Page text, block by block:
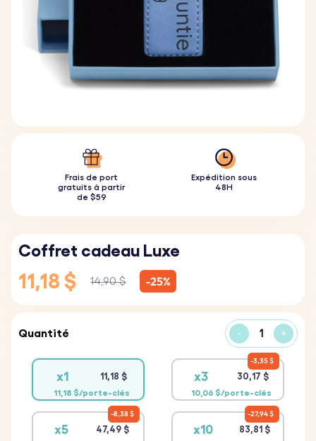
Frais de port
gratuits à partir
de $59
Expédition sous
48H
Coffret cadeau Luxe
11,18 $ 14,90 $ -25%
Quantité - +
x1 11,18 $
11,18 $/porte-clés
x3 30,17 $
10,06 $/porte-clés
3,35 $
x5 47,49 $
8,38 $
x10 83,81 $
27,94 $